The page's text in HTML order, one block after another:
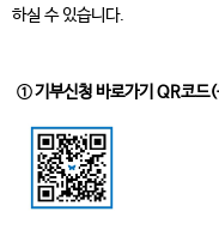
하실 수 있습니다.
① 기부신청 바로가기 QR코드